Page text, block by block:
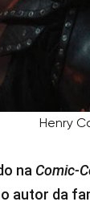
Henry
na Comic-
autor da